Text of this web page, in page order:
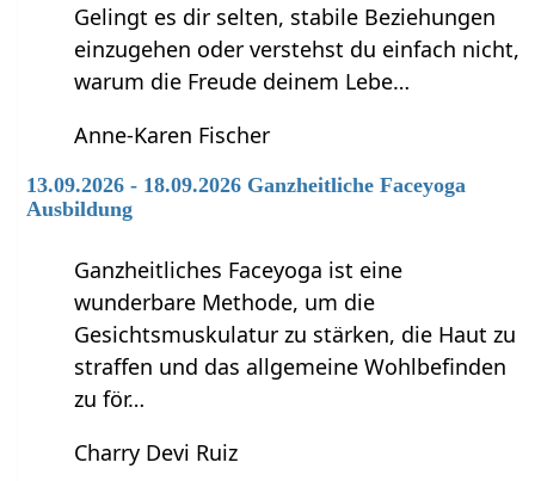
Gelingt es dir selten, stabile Beziehungen
einzugehen oder verstehst du einfach nicht,
warum die Freude deinem Lebe…
Anne-Karen Fischer
13.09.2026 - 18.09.2026 Ganzheitliche Faceyoga
Ausbildung
Ganzheitliches Faceyoga ist eine
wunderbare Methode, um die
Gesichtsmuskulatur zu stärken, die Haut zu
straffen und das allgemeine Wohlbefinden
zu för…
Charry Devi Ruiz